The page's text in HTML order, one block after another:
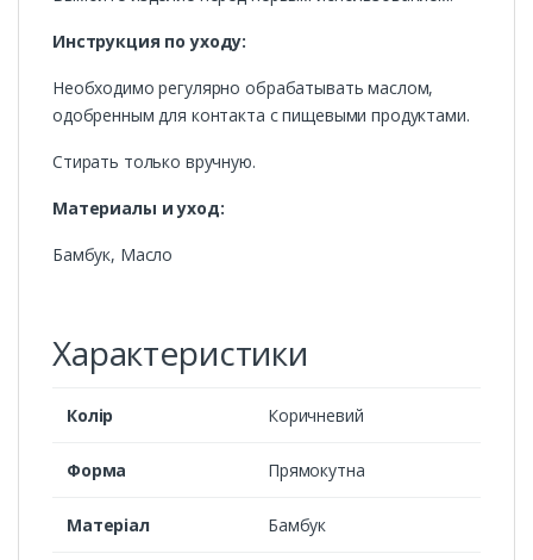
Инструкция по уходу:
Необходимо регулярно обрабатывать маслом,
одобренным для контакта с пищевыми продуктами.
Стирать только вручную.
Материалы и уход:
Бамбук, Масло
Характеристики
Колір Коричневий
Форма Прямокутна
Матеріал Бамбук